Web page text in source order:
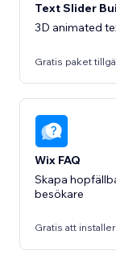
Text Slider
3D animated
Gratis paket
Wix FAQ
Skapa
besökare
Gratis att